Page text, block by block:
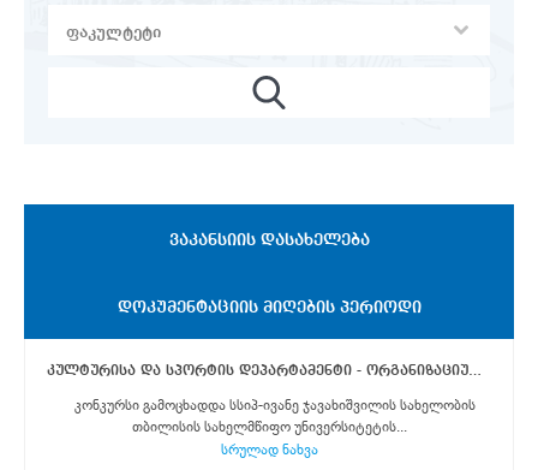
ᲕᲐᲙᲐᲜᲡᲘᲘᲡ ᲓᲐᲡᲐᲮᲔᲚᲔᲑᲐ
ᲓᲝᲙᲣᲛᲔᲜᲢᲐᲪᲘᲘᲡ ᲛᲘᲦᲔᲑᲘᲡ ᲞᲔᲠᲘᲝᲓᲘ
კულტურისა და სპორტის დეპარტამენტი - ორგანიზაციული უზრუნველყოფის განყოფილების უფროსი სპეციალისტი
კონკურსი გამოცხადდა სსიპ-ივანე ჯავახიშვილის სახელობის
თბილისის სახელმწიფო უნივერსიტეტის...
სრულად ნახვა